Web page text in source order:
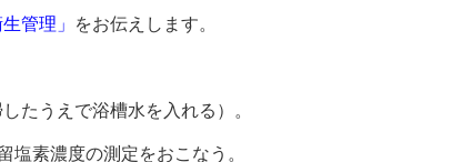
管理」 をお伝えします。
たうえで浴槽水を入れる）。
塩素濃度の測定をおこなう。